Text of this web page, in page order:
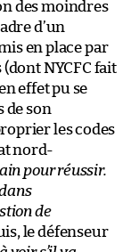
des moindres
d’un
en place par
NYCFC fait
effet pu se
de son
les codes
nord-
pour réussir.
de
le défenseur